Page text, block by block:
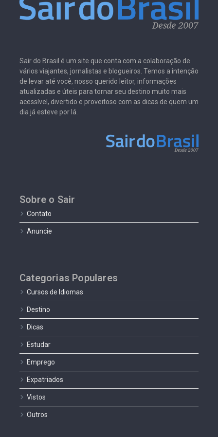
Sair do Brasil é um site que conta com a colaboração de
vários viajantes, jornalistas e blogueiros. Temos a intenção
de levar até você, nosso querido leitor, informações
atualizadas e úteis para tornar seu destino muito mais
acessível, divertido e proveitoso com as dicas de quem um
dia já esteve por lá.
Sobre o Sair
Contato
Anuncie
Categorias Populares
Cursos de Idiomas
Destino
Dicas
Estudar
Emprego
Expatriados
Vistos
Outros